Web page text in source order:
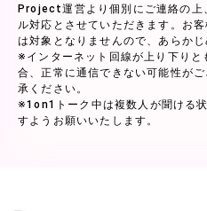
Project運営より個別にご連絡の上
ル対応とさせていただきます。お
は対象となりませんので、あらかじ
※インターネット回線が上り下り
合、正常に通信できない可能性が
承ください。
※1on1トーク中は複数人が聞ける
すようお願いいたします。